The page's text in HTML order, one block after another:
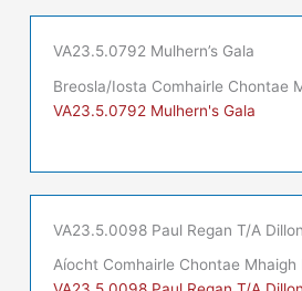
VA23.5.0792 Mulhern’s Gala
Breosla/Iosta Comhairle Chontae
VA23.5.0792 Mulhern's Gala
VA23.5.0098 Paul Regan T/A
Aíocht Comhairle Chontae Mhaigh